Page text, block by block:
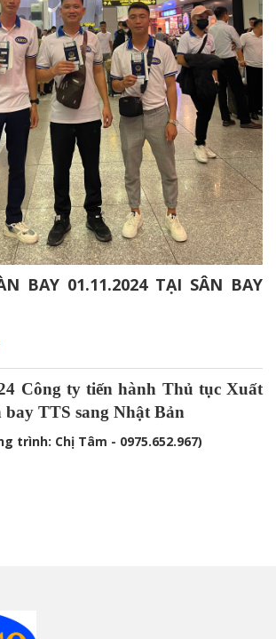
BAY 01.11.2024 TẠI SÂN BAY
Công ty tiến hành Thủ tục Xuất
bay TTS sang Nhật Bản
trình: Chị Tâm - 0975.652.967)